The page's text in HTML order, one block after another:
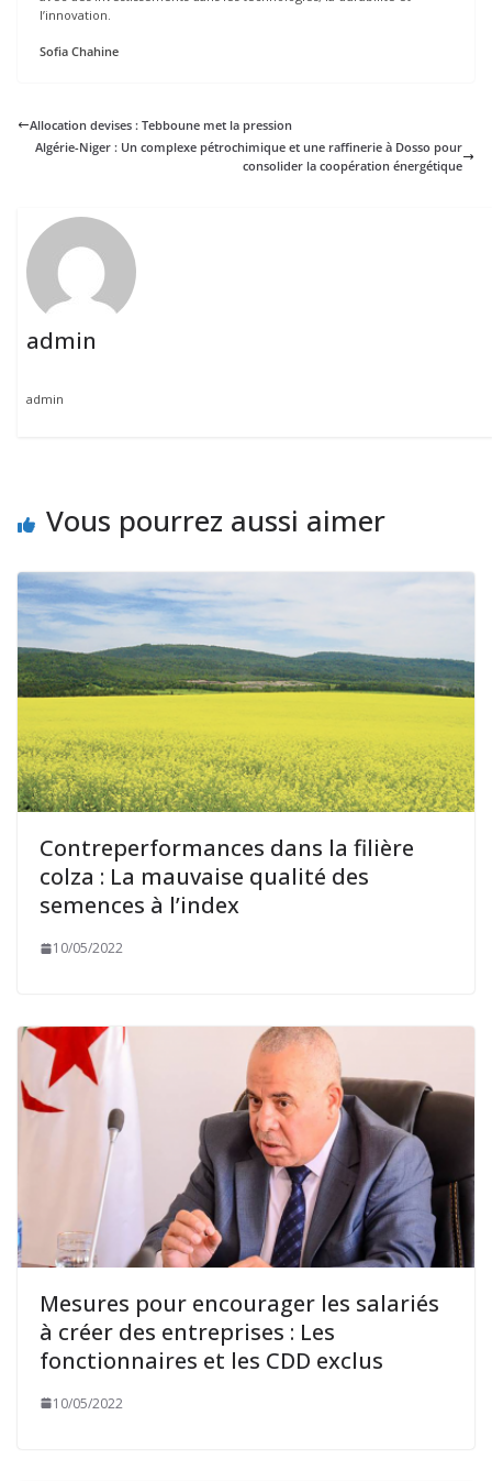
l’innovation.
Sofia Chahine
Allocation devises : Tebboune met la pression
Algérie-Niger : Un complexe pétrochimique et une raffinerie à Dosso pour
consolider la coopération énergétique
admin
admin
Vous pourrez aussi aimer
Contreperformances dans la filière
colza : La mauvaise qualité des
semences à l’index
10/05/2022
Mesures pour encourager les salariés
à créer des entreprises : Les
fonctionnaires et les CDD exclus
10/05/2022